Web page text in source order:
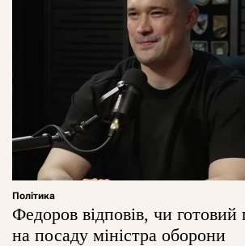
Політика
Федоров відповів, чи готовий
на посаду міністра оборони